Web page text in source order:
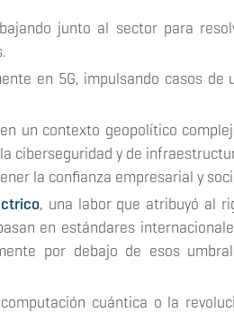
junto al sector para
en 5G, impulsando casos de
un contexto geopolítico
ciberseguridad y de
la confianza empresarial y
, una labor que atribuyó al
en estándares
por debajo de esos
cuántica o la